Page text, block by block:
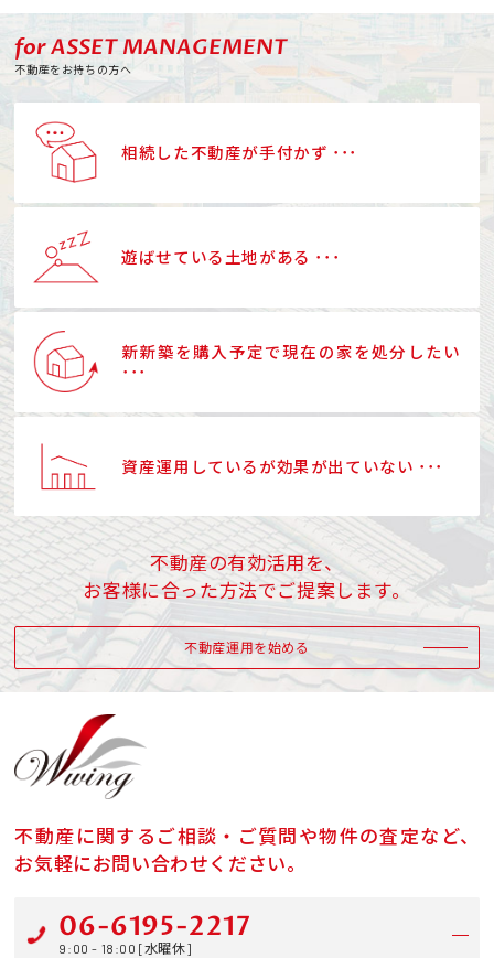
for ASSET MANAGEMENT
不動産をお持ちの方へ
相続した不動産が手付かず ･･･
遊ばせている土地がある ･･･
新新築を購入予定で現在の家を処分したい
･･･
資産運用しているが効果が出ていない ･･･
不動産の有効活用を、
お客様に合った方法でご提案します。
不動産運用を始める
不動産に関するご相談・ご質問や物件の査定など、
お気軽にお問い合わせください。
06-6195-2217
9:00 - 18:00 [水曜休]